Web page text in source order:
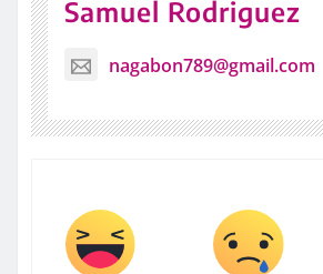
Samuel Rodriguez
nagabon789@gmail.com